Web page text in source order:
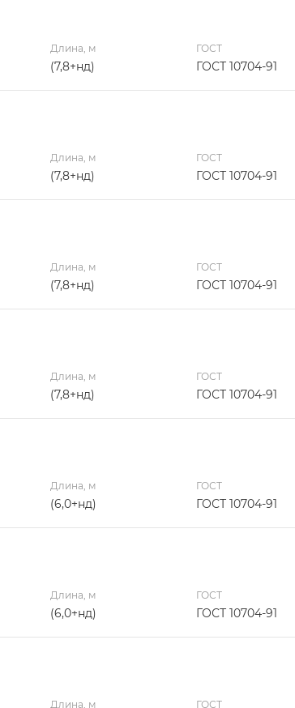
Длина, м
(7,8+нд)
ГОСТ
ГОСТ 10704-91
Длина, м
(7,8+нд)
ГОСТ
ГОСТ 10704-91
Длина, м
(7,8+нд)
ГОСТ
ГОСТ 10704-91
Длина, м
(7,8+нд)
ГОСТ
ГОСТ 10704-91
Длина, м
(6,0+нд)
ГОСТ
ГОСТ 10704-91
Длина, м
(6,0+нд)
ГОСТ
ГОСТ 10704-91
Длина, м ГОСТ